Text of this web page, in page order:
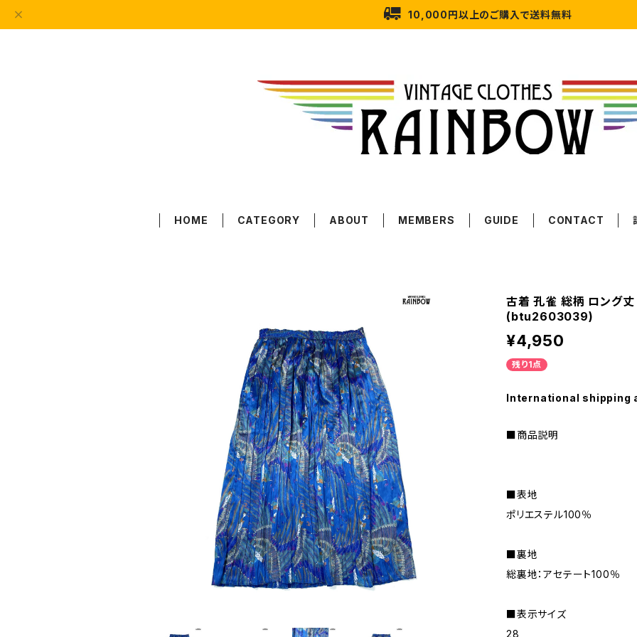
10,000円以上のご購入で送料無料
HOME CATEGORY ABOUT MEMBERS GUIDE CONTACT
古着 孔雀 総柄 ロング丈
(btu2603039)
¥4,950
残り1点
International shipping
■商品説明
■表地
ポリエステル100％
■裏地
総裏地：アセテート100％
■表示サイズ
28